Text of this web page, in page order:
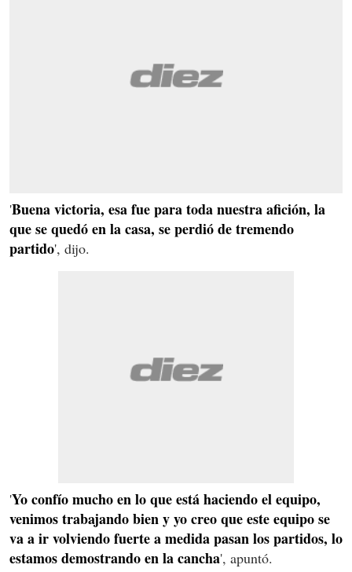
'Buena victoria, esa fue para toda nuestra afición, la
que se quedó en la casa, se perdió de tremendo
partido', dijo.
'Yo confío mucho en lo que está haciendo el equipo,
venimos trabajando bien y yo creo que este equipo se
va a ir volviendo fuerte a medida pasan los partidos, lo
estamos demostrando en la cancha', apuntó.